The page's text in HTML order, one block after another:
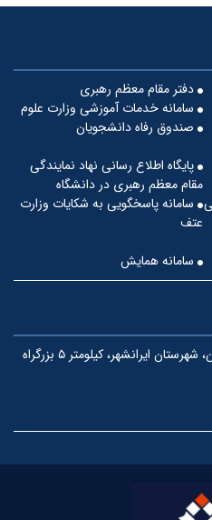
دفتر مقام معظم رهبری
سامانه خدمات آموزشی وزارت علوم
صندوق رفاه دانشجویان
پایگاه اطلاع رسانی نهاد نمایندگی
مقام معظم رهبری در دانشگاه
سامانه پاسخگویی به شکایات وزارت
عتف
سامانه همایش
استان سیستان و بلوچستان، شهرستان ایرانشهر، کیلومتر ۵ بزرگراه